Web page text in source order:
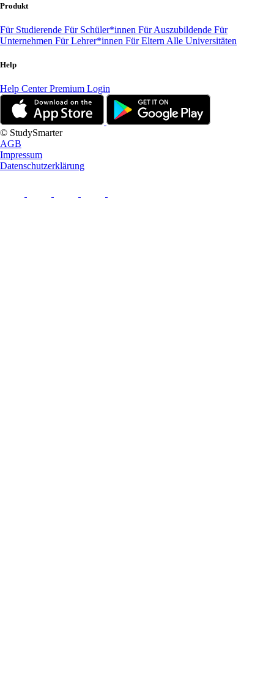
Produkt
Für Studierende Für Schüler*innen Für Auszubildende Für
Unternehmen Für Lehrer*innen Für Eltern Alle Universitäten
Help
Help CenterPremium Login
© StudySmarter
AGB
Impressum
Datenschutzerklärung